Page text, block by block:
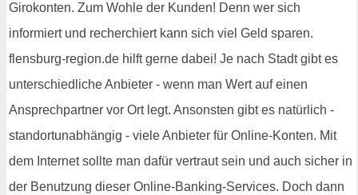
Girokonten. Zum Wohle der Kunden! Denn wer sich
informiert und recherchiert kann sich viel Geld sparen.
flensburg-region.de hilft gerne dabei! Je nach Stadt gibt es
unterschiedliche Anbieter - wenn man Wert auf einen
Ansprechpartner vor Ort legt. Ansonsten gibt es natürlich -
standortunabhängig - viele Anbieter für Online-Konten. Mit
dem Internet sollte man dafür vertraut sein und auch sicher in
der Benutzung dieser Online-Banking-Services. Doch dann